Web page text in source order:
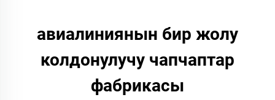
авиалиниянын бир жолу
колдонулучу чапчаптар
фабрикасы